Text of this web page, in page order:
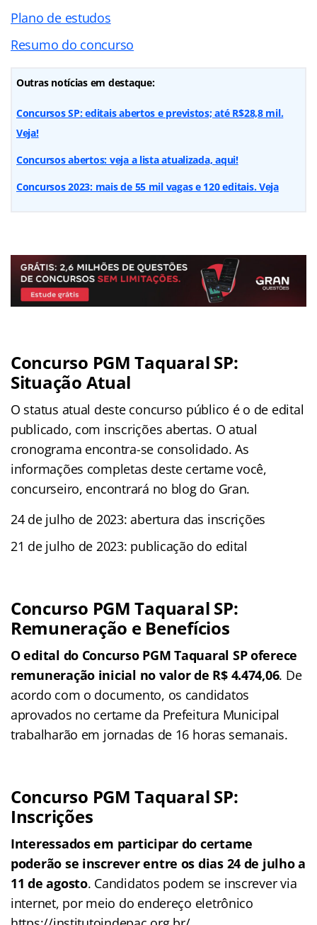
Plano de estudos
Resumo do concurso
Outras notícias em destaque:
Concursos SP: editais abertos e previstos; até R$28,8 mil.
Veja!
Concursos abertos: veja a lista atualizada, aqui!
Concursos 2023: mais de 55 mil vagas e 120 editais. Veja
Concurso PGM Taquaral SP:
Situação Atual
O status atual deste concurso público é o de edital
publicado, com inscrições abertas. O atual
cronograma encontra-se consolidado. As
informações completas deste certame você,
concurseiro, encontrará no blog do Gran.
24 de julho de 2023: abertura das inscrições
21 de julho de 2023: publicação do edital
Concurso PGM Taquaral SP:
Remuneração e Benefícios
O edital do Concurso PGM Taquaral SP oferece
remuneração inicial no valor de R$ 4.474,06. De
acordo com o documento, os candidatos
aprovados no certame da Prefeitura Municipal
trabalharão em jornadas de 16 horas semanais.
Concurso PGM Taquaral SP:
Inscrições
Interessados em participar do certame
poderão se inscrever entre os dias 24 de julho a
11 de agosto. Candidatos podem se inscrever via
internet, por meio do endereço eletrônico